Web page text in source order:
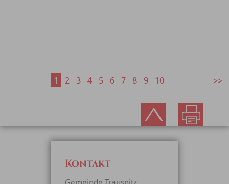
1 2 3 4 5 6 7 8 9 10
Kontakt